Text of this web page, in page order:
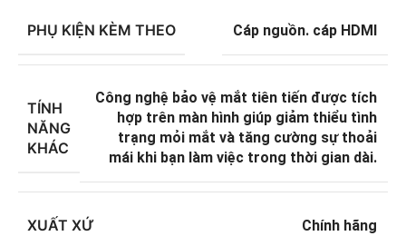
PHỤ KIỆN KÈM THEO Cáp nguồn. cáp HDMI
TÍNH
NĂNG
KHÁC
Công nghệ bảo vệ mắt tiên tiến được tích
hợp trên màn hình giúp giảm thiểu tình
trạng mỏi mắt và tăng cường sự thoải
mái khi bạn làm việc trong thời gian dài.
XUẤT XỨ Chính hãng